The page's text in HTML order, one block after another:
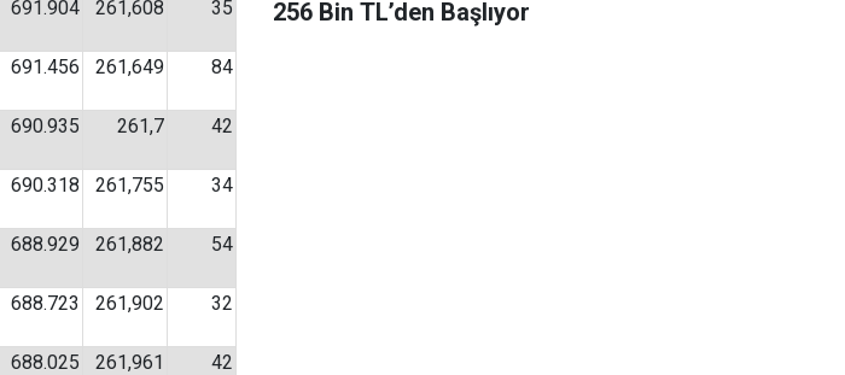
691.904 261,608 35
691.456 261,649 84
690.935 261,7 42
690.318 261,755 34
688.929 261,882 54
688.723 261,902 32
688.025 261,961 42
256 Bin TL’den Başlıyor